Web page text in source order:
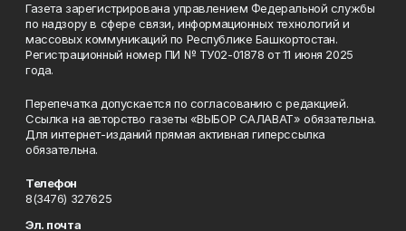
Газета зарегистрирована управлением Федеральной службы
по надзору в сфере связи, информационных технологий и
массовых коммуникаций по Республике Башкортостан.
Регистрационный номер ПИ № ТУ02-01878 от 11 июня 2025
года.
Перепечатка допускается по согласованию с редакцией.
Ссылка на авторство газеты «ВЫБОР САЛАВАТ» обязательна.
Для интернет-изданий прямая активная гиперссылка
обязательна.
Телефон
8(3476) 327625
Эл. почта